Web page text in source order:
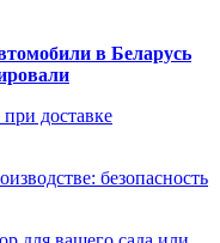
в Беларусь
доставке
безопасность